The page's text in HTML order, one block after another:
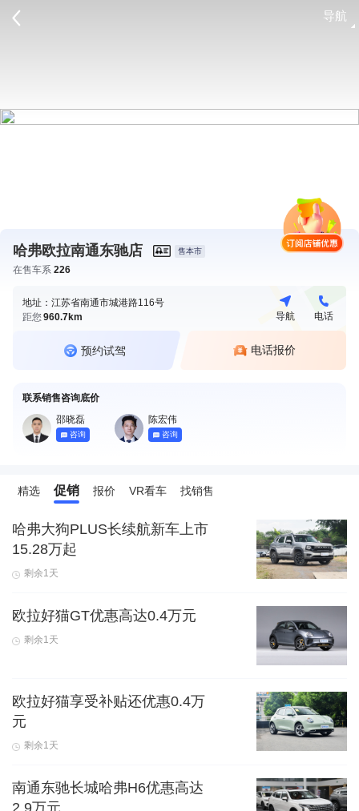
导航
哈弗欧拉南通东驰店 售本市
在售车系 226
地址：江苏省南通市城港路116号
距您960.7km 导航 电话
预约试驾 电话报价
联系销售咨询底价
邵晓磊
咨询
陈宏伟
咨询
精选 促销 报价 VR看车 找销售
哈弗大狗PLUS长续航新车上市
15.28万起
剩余1天
欧拉好猫GT优惠高达0.4万元
剩余1天
欧拉好猫享受补贴还优惠0.4万
元
剩余1天
南通东驰长城哈弗H6优惠高达
2.9万元